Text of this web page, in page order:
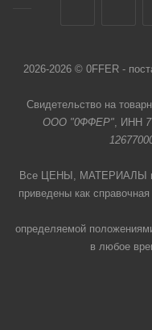
2026-2026 © 0FFER -
Свидетельство на
ООО "0ФФЕР", ИНН
Все ЦЕНЫ, МАТЕРИАЛЫ и
приведены как
определяемой
в любое